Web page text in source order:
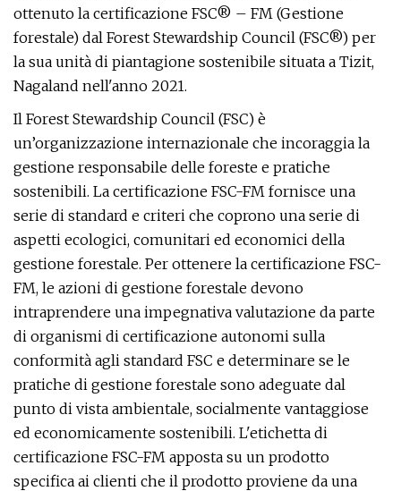
ottenuto la certificazione FSC® – FM (Gestione
forestale) dal Forest Stewardship Council (FSC®) per
la sua unità di piantagione sostenibile situata a Tizit,
Nagaland nell'anno 2021.
Il Forest Stewardship Council (FSC) è
un’organizzazione internazionale che incoraggia la
gestione responsabile delle foreste e pratiche
sostenibili. La certificazione FSC-FM fornisce una
serie di standard e criteri che coprono una serie di
aspetti ecologici, comunitari ed economici della
gestione forestale. Per ottenere la certificazione FSC-
FM, le azioni di gestione forestale devono
intraprendere una impegnativa valutazione da parte
di organismi di certificazione autonomi sulla
conformità agli standard FSC e determinare se le
pratiche di gestione forestale sono adeguate dal
punto di vista ambientale, socialmente vantaggiose
ed economicamente sostenibili. L'etichetta di
certificazione FSC-FM apposta su un prodotto
specifica ai clienti che il prodotto proviene da una